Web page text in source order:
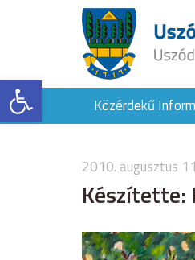
Eszköztár megnyitása
Közérdekű
2010. augusztus
Készítette: